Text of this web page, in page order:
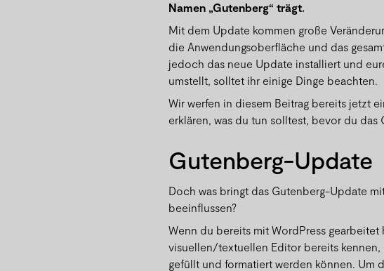
Namen „Gutenberg“ trägt.
Mit dem Update kommen große
die Anwendungsoberfläche und das
jedoch das neue Update installiert und
umstellt, solltet ihr einige Dinge beachten.
Wir werfen in diesem Beitrag bereits jetzt
erklären, was du tun solltest, bevor du
Gutenberg-Update
Doch was bringt das Gutenberg-Update
beeinflussen?
Wenn du bereits mit WordPress
visuellen/textuellen Editor bereits
gefüllt und formatiert werden können. Um